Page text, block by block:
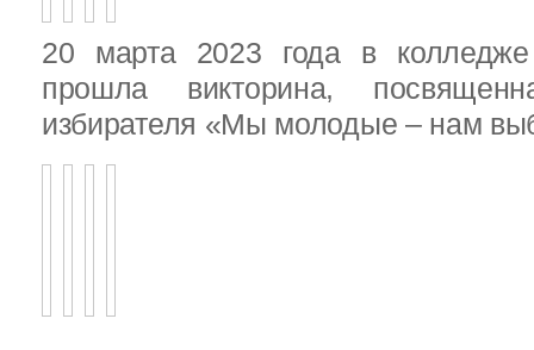
20 марта 2023 года в колледже
прошла викторина,
избирателя «Мы молодые – нам